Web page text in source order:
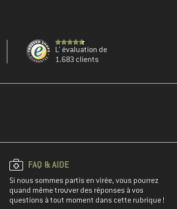
L' évaluation de
1.683 clients
FAQ & AIDE
Si nous sommes partis en virée, vous pourrez
quand même trouver des réponses à vos
questions à tout moment dans cette rubrique !